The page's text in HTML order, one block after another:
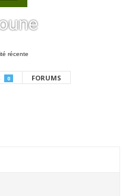
récente
0 FORUMS